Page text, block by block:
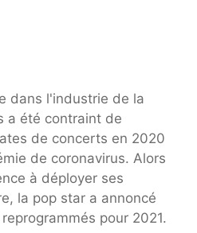
dans l'industrie de la
a été contraint de
de concerts en 2020
de coronavirus. Alors
à déployer ses
la pop star a annoncé
pour 2021.